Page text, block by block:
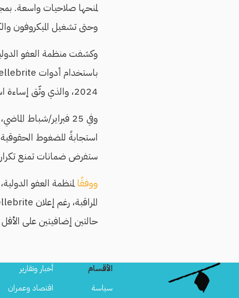
لمنحها صلاحيات واسعة.
وحتى تشغيل الميكروفون
وكشفت منظمة العفو
باستخدام أدوات Cellebrite. وتأتي هذه القضية بعد تقرير المنظمة الشامل "
2024، والذي وثّق إساءة استخدام السلطات الصربية لهذه التقنيات لاستهداف المجتمع المدني.
وفي 25 فبراير/شباط الماضي،
استجابةً للضغوط الحقوقية.
ستفرض ضمانات تمنع
ووفقًا
حالتين إضافيتين على
الأقسام
أخبار وتقارير
سياسة
اقتصاد وعمران